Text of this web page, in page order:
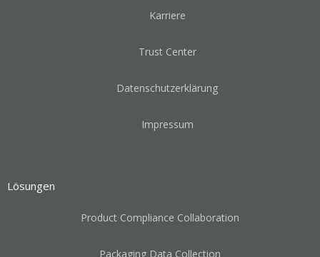
Karriere
Trust Center
Datenschutzerklärung
Impressum
Lösungen
Product Compliance Collaboration
Packaging Data Collection